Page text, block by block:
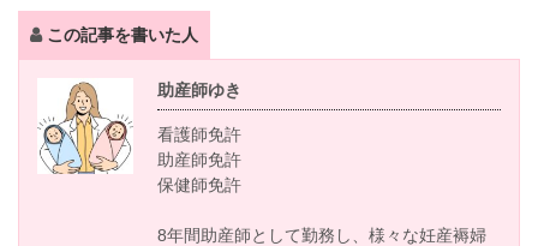
この記事を書いた人
助産師ゆき
看護師免許
助産師免許
保健師免許
8年間助産師として勤務し、様々な妊産褥婦